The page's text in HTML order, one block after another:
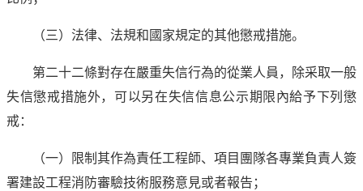
（三）法律、法規和國家規定的其他懲戒措施。
第二十二條對存在嚴重失信行為的從業人員，除采取一般
失信懲戒措施外，可以另在失信信息公示期限內給予下列懲
戒：
（一）限制其作為責任工程師、項目團隊各專業負責人簽
署建設工程消防審驗技術服務意見或者報告；